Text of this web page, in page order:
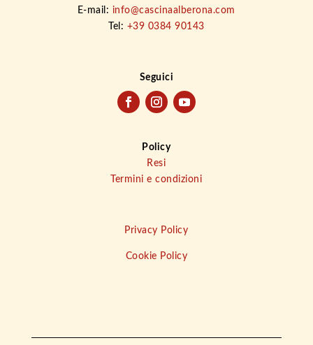
E-mail: info@cascinaalberona.com
Tel: +39 0384 90143
Seguici
Policy
Resi
Termini e condizioni
Privacy Policy
Cookie Policy